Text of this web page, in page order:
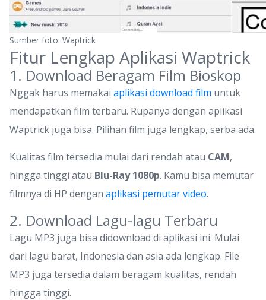
Sumber foto: Waptrick
Fitur Lengkap Aplikasi Waptrick
1. Download Beragam Film Bioskop
Nggak harus memakai aplikasi download film untuk
mendapatkan film terbaru. Rupanya dengan aplikasi
Waptrick juga bisa. Pilihan film juga lengkap, serba ada.
Kualitas film tersedia mulai dari rendah atau CAM,
hingga tinggi atau Blu-Ray 1080p. Kamu bisa memutar
filmnya di HP dengan aplikasi pemutar video.
2. Download Lagu-lagu Terbaru
Lagu MP3 juga bisa didownload di aplikasi ini. Mulai
dari lagu barat, Indonesia dan asia ada lengkap. File
MP3 juga tersedia dalam beragam kualitas, rendah
hingga tinggi.